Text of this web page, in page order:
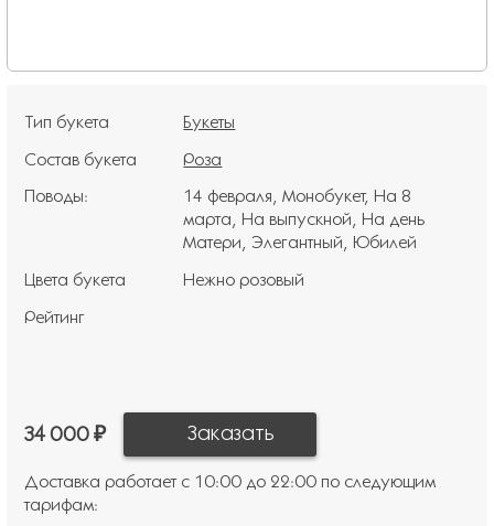
Тип букета
Букеты
Состав букета
Роза
Поводы:
14 февраля Монобукет На 8
марта
На выпускной
На день
Матери
Элегантный
Юбилей
Цвета букета
Нежно розовый
Рейтинг
34 000 ₽
Доставка работает с 10:00 до 22:00 по следующим
тарифам: